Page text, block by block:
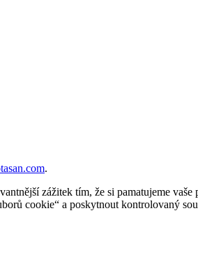
.
zážitek tím, že si pamatujeme
cookie“ a poskytnout kontrolovaný